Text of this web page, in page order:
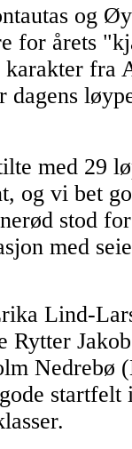
og
for årets
fra
dagens
med 29
og vi bet
stod for
med
Lind-
Rytter
Nedrebø
startfelt